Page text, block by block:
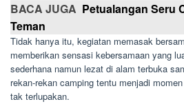
BACA JUGA Petualangan Seru
Teman
Tidak hanya itu, kegiatan memasak
memberikan sensasi kebersamaan yang
sederhana namun lezat di alam terbuka
rekan-rekan camping tentu menjadi
tak terlupakan.